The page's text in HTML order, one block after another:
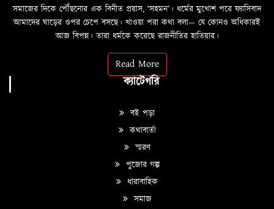
সমাজের দিকে পৌঁছনোর এক বিনীত প্রয়াস, ‘সহমন’। ধর্মের মুখোশ পরে ফ্যাসিবাদ
আমাদের ঘাড়ের ওপর চেপে বসছে। খাওয়া পরা কথা বলা—­­ যে কোনও অধিকারই
আজ বিপন্ন। তারা ধর্মকে করেছে রাজনীতির হাতিয়ার।
Read More
ক্যাটেগরি
বই পড়া
কথাবার্তা
স্মরণ
পুজোর গল্প
ধারাবাহিক
সমাজ